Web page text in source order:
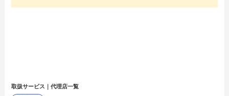
取扱サービス｜代理店一覧